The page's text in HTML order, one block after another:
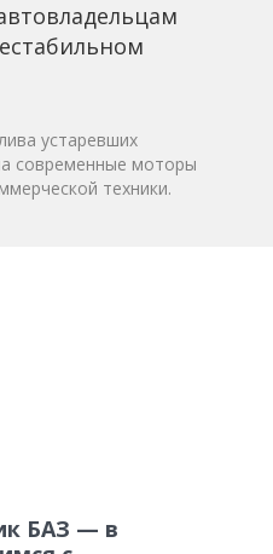
устаревших
современные моторы
техники.
БАЗ — в